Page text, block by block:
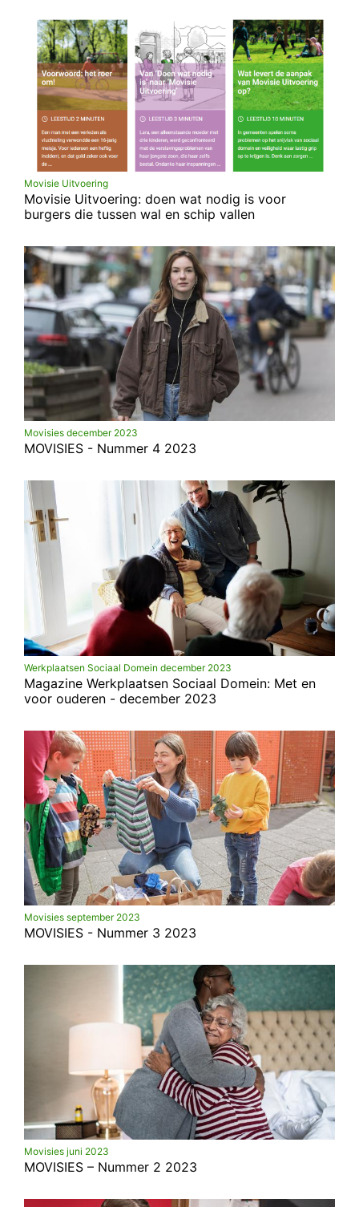
Movisie Uitvoering
Movisie Uitvoering: doen wat nodig is voor
burgers die tussen wal en schip vallen
Movisies december 2023
MOVISIES - Nummer 4 2023
Werkplaatsen Sociaal Domein december 2023
Magazine Werkplaatsen Sociaal Domein: Met en
voor ouderen - december 2023
Movisies september 2023
MOVISIES - Nummer 3 2023
Movisies juni 2023
MOVISIES – Nummer 2 2023